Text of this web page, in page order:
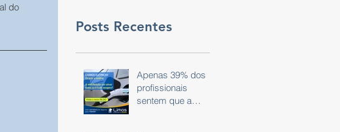
do
Posts Recentes
Apenas 39% dos
profissionais
sentem que a